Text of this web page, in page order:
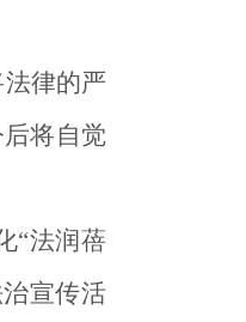
律的严
将自觉
“法润蓓
宣传活